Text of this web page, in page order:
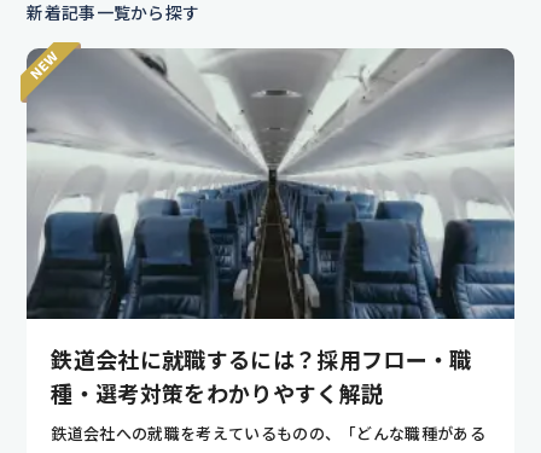
新着記事一覧から探す
鉄道会社に就職するには？採用フロー・職
種・選考対策をわかりやすく解説
鉄道会社への就職を考えているものの、「どんな職種がある